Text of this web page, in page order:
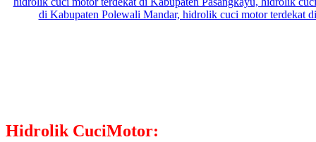
Hidrolik CuciMotor: